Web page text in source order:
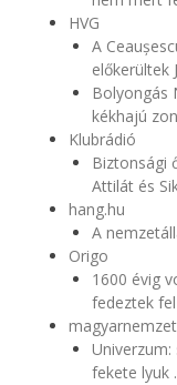
HVG
A
előkerültek
Bolyongás
kékhajú
Klubrádió
Biztonsági
Attilát és
hang.hu
A
Origo
1600 évig
fedeztek
fekete lyuk